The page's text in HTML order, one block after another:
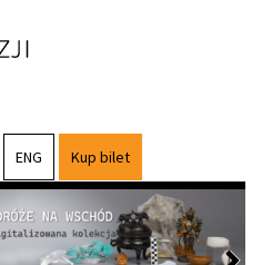
ENG Kup bilet